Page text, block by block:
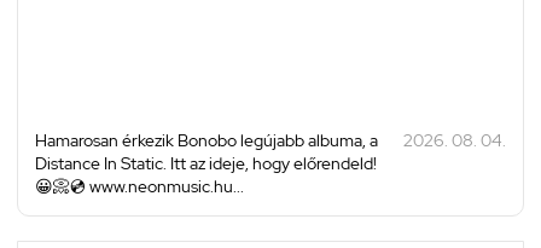
Hamarosan érkezik Bonobo legújabb albuma, a
Distance In Static. Itt az ideje, hogy előrendeld!
😀📀💿 www.neonmusic.hu...
2026. 08. 04.